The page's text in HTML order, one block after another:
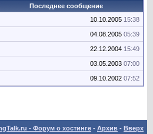
Последнее сообщение
10.10.2005 15:38
04.08.2005 05:39
22.12.2004 15:49
03.05.2003 07:00
09.10.2002 07:52
- Форум о хостинге - Архив - Вверх